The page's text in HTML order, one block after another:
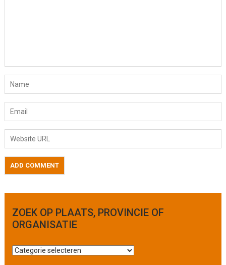
ZOEK OP PLAATS, PROVINCIE OF
ORGANISATIE
Z